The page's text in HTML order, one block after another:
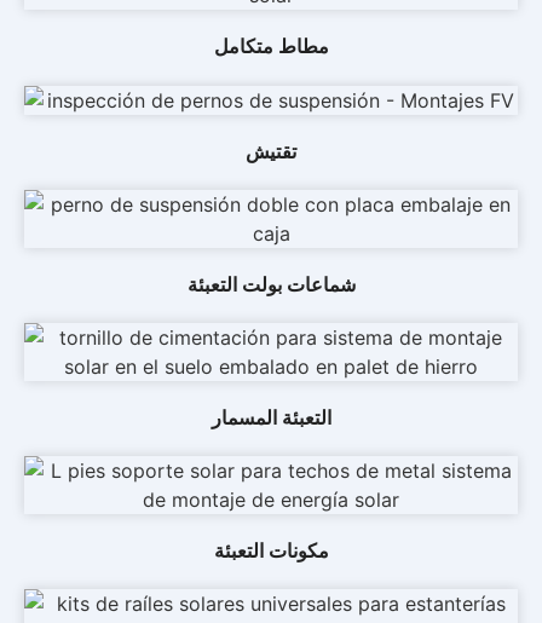
مطاط متكامل
تقتيش
شماعات بولت التعبئة
التعبئة المسمار
مكونات التعبئة